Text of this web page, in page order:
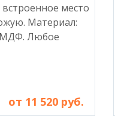
место
Материал:
МДФ. Любое
от 11 520 руб.